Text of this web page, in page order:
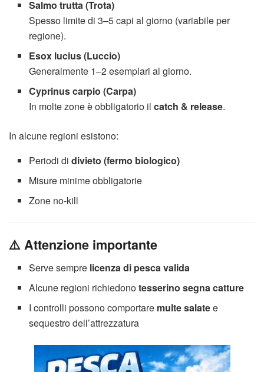
Salmo trutta (Trota)
Spesso limite di 3–5 capi al giorno (variabile per
regione).
Esox lucius(Luccio)
Generalmente 1–2 esemplari al giorno.
Cyprinus carpio (Carpa)
In molte zone è obbligatorio ilcatch & release.
In alcune regioni esistono:
Periodi didivieto (fermo biologico)
Misure minime obbligatorie
Zone no-kill
⚠️ Attenzione importante
Serve sempre licenza di pesca valida
Alcune regioni richiedonotesserino segna catture
I controlli possono comportare multe salatee
sequestro dell’attrezzatura